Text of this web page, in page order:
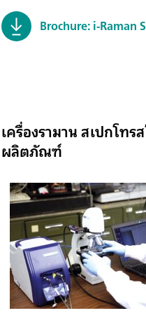
Brochure: i-Raman
เครื่องรามาน สเปกโท
ผลิตภัณฑ์